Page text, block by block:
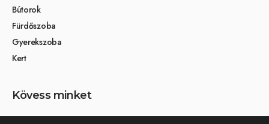
Bútorok
Fürdőszoba
Gyerekszoba
Kert
Kövess minket